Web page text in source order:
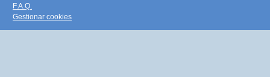
F.A.Q.
Gestionar cookies